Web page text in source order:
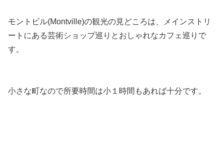
モントビル(Montville)の観光の見どころは、メインストリ
ートにある芸術ショップ巡りとおしゃれなカフェ巡りで
す。
小さな町なので所要時間は小１時間もあれば十分です。